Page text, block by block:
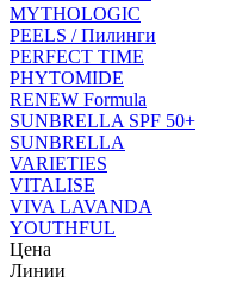
MYTHOLOGIC
PEELS / Пилинги
PERFECT TIME
PHYTOMIDE
RENEW Formula
SUNBRELLA SPF 50+
SUNBRELLA
VARIETIES
VITALISE
VIVA LAVANDA
YOUTHFUL
Цена
Линии